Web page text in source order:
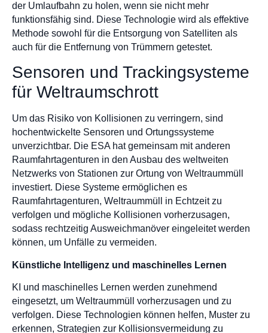
der Umlaufbahn zu holen, wenn sie nicht mehr
funktionsfähig sind. Diese Technologie wird als effektive
Methode sowohl für die Entsorgung von Satelliten als
auch für die Entfernung von Trümmern getestet.
Sensoren und Trackingsysteme
für Weltraumschrott
Um das Risiko von Kollisionen zu verringern, sind
hochentwickelte Sensoren und Ortungssysteme
unverzichtbar. Die ESA hat gemeinsam mit anderen
Raumfahrtagenturen in den Ausbau des weltweiten
Netzwerks von Stationen zur Ortung von Weltraummüll
investiert. Diese Systeme ermöglichen es
Raumfahrtagenturen, Weltraummüll in Echtzeit zu
verfolgen und mögliche Kollisionen vorherzusagen,
sodass rechtzeitig Ausweichmanöver eingeleitet werden
können, um Unfälle zu vermeiden.
Künstliche Intelligenz und maschinelles Lernen
KI und maschinelles Lernen werden zunehmend
eingesetzt, um Weltraummüll vorherzusagen und zu
verfolgen. Diese Technologien können helfen, Muster zu
erkennen, Strategien zur Kollisionsvermeidung zu